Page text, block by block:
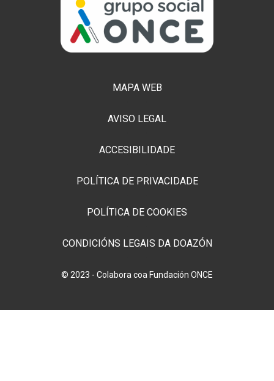
MAPA WEB
AVISO LEGAL
ACCESIBILIDADE
POLÍTICA DE PRIVACIDADE
POLÍTICA DE COOKIES
CONDICIÓNS LEGAIS DA DOAZÓN
© 2023 - Colabora coa Fundación ONCE